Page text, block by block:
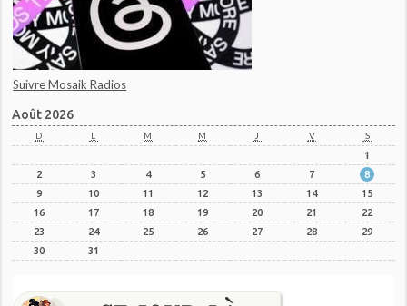
Suivre Mosaik Radios
Août 2026
D L M M J V S
1
2
3 4 5 6 7
8
9
10 11 12 13 14
15
16
17 18 19 20 21
22
23
24 25 26 27 28
29
30
31